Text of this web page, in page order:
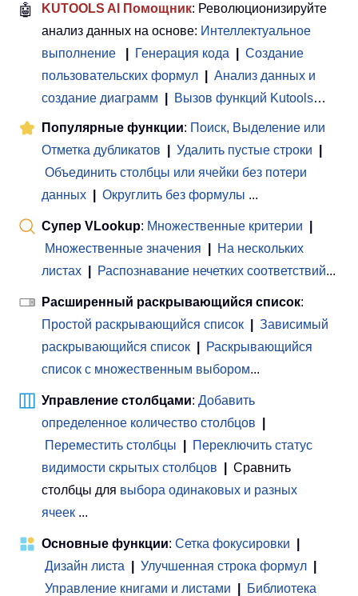
🤖 KUTOOLS AI Помощник: Революционизируйте
анализ данных на основе: Интеллектуальное
выполнение
Генерация кода
Создание
пользовательских формул
Анализ данных и
создание диаграмм
Вызов функций Kutools…
Популярные функции: Поиск, Выделение или
Отметка дубликатов
Удалить пустые строки
Объединить столбцы или ячейки без потери
данных
Округлить без формулы ...
Супер VLookup: Множественные критерии
Множественные значения
На нескольких
листах
Распознавание нечетких соответствий...
Расширенный раскрывающийся список:
Простой раскрывающийся список
Зависимый
раскрывающийся список
Раскрывающийся
список с множественным выбором...
Управление столбцами: Добавить
определенное количество столбцов
Переместить столбцы
Переключить статус
видимости скрытых столбцов
Сравнить
столбцы для выбора одинаковых и разных
ячеек ...
Основные функции: Сетка фокусировки
Дизайн листа
Улучшенная строка формул
Управление книгами и листами
Библиотека